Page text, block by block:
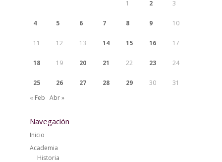
1 2 3
4 5 6 7 8 9 10
11 12 13 14 15 16 17
18 19 20 21 22 23 24
25 26 27 28 29 30
31
« Feb Abr »
Navegación
Inicio
Academia
Historia